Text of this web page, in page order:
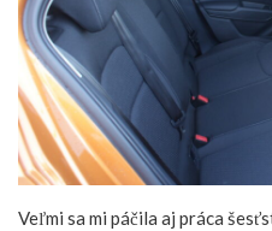
Veľmi sa mi páčila aj práca